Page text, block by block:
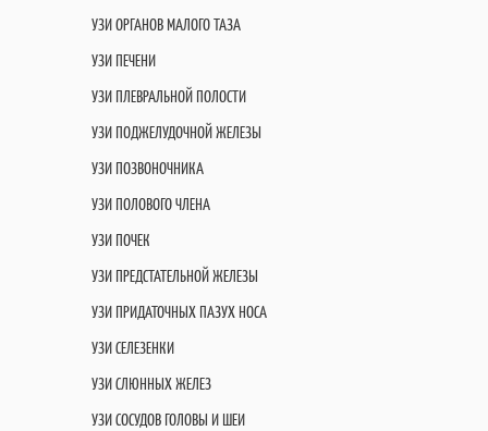
УЗИ ОРГАНОВ МАЛОГО ТАЗА
УЗИ ПЕЧЕНИ
УЗИ ПЛЕВРАЛЬНОЙ ПОЛОСТИ
УЗИ ПОДЖЕЛУДОЧНОЙ ЖЕЛЕЗЫ
УЗИ ПОЗВОНОЧНИКА
УЗИ ПОЛОВОГО ЧЛЕНА
УЗИ ПОЧЕК
УЗИ ПРЕДСТАТЕЛЬНОЙ ЖЕЛЕЗЫ
УЗИ ПРИДАТОЧНЫХ ПАЗУХ НОСА
УЗИ СЕЛЕЗЕНКИ
УЗИ СЛЮННЫХ ЖЕЛЕЗ
УЗИ СОСУДОВ ГОЛОВЫ И ШЕИ